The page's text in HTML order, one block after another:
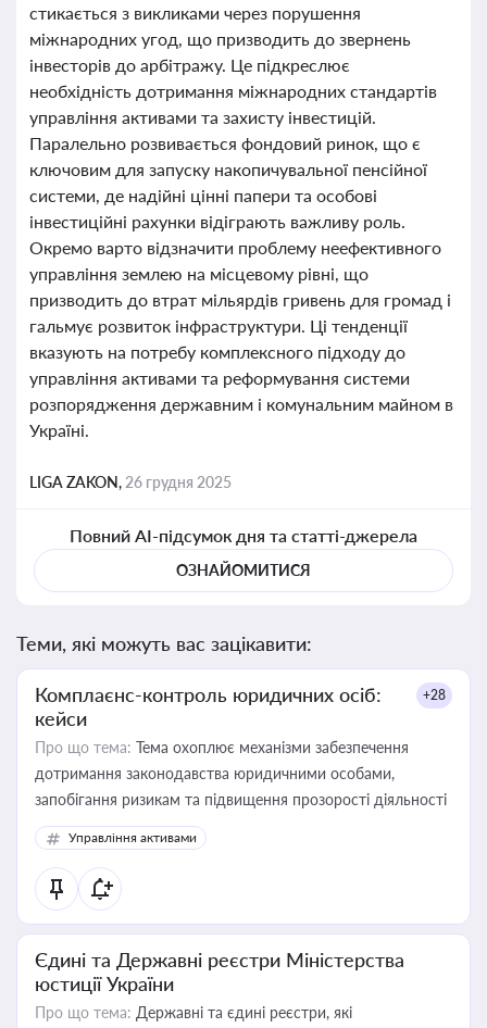
стикається з викликами через порушення
міжнародних угод, що призводить до звернень
інвесторів до арбітражу. Це підкреслює
необхідність дотримання міжнародних стандартів
управління активами та захисту інвестицій.
Паралельно розвивається фондовий ринок, що є
ключовим для запуску накопичувальної пенсійної
системи, де надійні цінні папери та особові
інвестиційні рахунки відіграють важливу роль.
Окремо варто відзначити проблему неефективного
управління землею на місцевому рівні, що
призводить до втрат мільярдів гривень для громад і
гальмує розвиток інфраструктури. Ці тенденції
вказують на потребу комплексного підходу до
управління активами та реформування системи
розпорядження державним і комунальним майном в
Україні.
LIGA ZAKON, 26 грудня 2025
Повний AI-підсумок дня та статті-джерела
ОЗНАЙОМИТИСЯ
Теми, які можуть вас зацікавити:
Комплаєнс-контроль юридичних осіб:
кейси
+28
Про що тема: Тема охоплює механізми забезпечення
дотримання законодавства юридичними особами,
запобігання ризикам та підвищення прозорості діяльності
Управління активами
Єдині та Державні реєстри Міністерства
юстиції України
Про що тема: Державні та єдині реєстри, які